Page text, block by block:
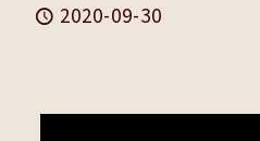
2020-09-30